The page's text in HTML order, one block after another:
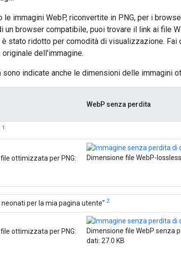
le immagini WebP, riconvertite in PNG, per i
un browser compatibile, puoi trovare il link ai file
è stato ridotto per comodità di visualizzazione.
originale dell'immagine.
sono indicate anche le dimensioni delle immagini
WebP senza perdita
1
ottimizzata per PNG:
Dimensione file WebP-
per la mia pagina utente" 2
ottimizzata per PNG:
Dimensione file WebP senza
dati: 27.0 KB